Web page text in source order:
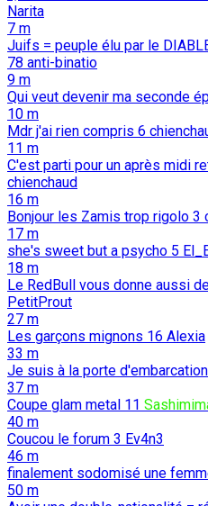
Narita
7 m
Juifs = peuple élu par le
78 anti-binatio
9 m
Qui veut devenir ma seconde
10 m
Mdr j'ai rien compris 6
11 m
C'est parti pour un après midi
chienchaud
16 m
Bonjour les Zamis trop rigolo 3
17 m
she's sweet but a psycho 5
18 m
Le RedBull vous donne aussi
PetitProut
27 m
Les garçons mignons 16 Alexia
33 m
Je suis à la porte d'embarcation
37 m
Coupe glam metal 11
40 m
Coucou le forum 3 Ev4n3
46 m
finalement sodomisé une
50 m